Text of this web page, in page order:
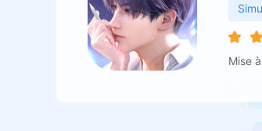
Mise